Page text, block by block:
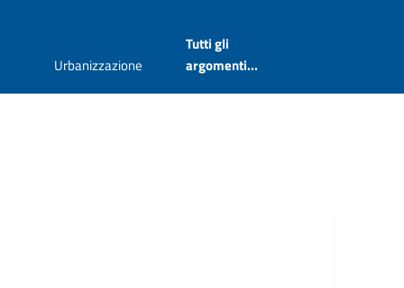
Urbanizzazione
Tutti gli
argomenti...